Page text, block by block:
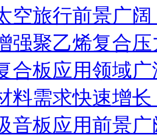
空旅行前景广
强聚乙烯复合
合板应用领域
料需求快速增
音板应用前景